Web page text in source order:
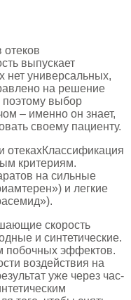
отеков
выпускает
нет универсальных,
на решение
поэтому выбор
– именно он знает,
своему пациенту.
Классификация
критериям.
на сильные
и легкие
скорость
и синтетические.
побочных эффектов.
воздействия на
уже через час-